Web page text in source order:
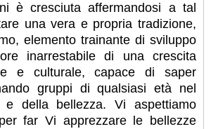
è cresciuta affermandosi a tal
una vera e propria tradizione,
elemento trainante di sviluppo
inarrestabile di una crescita
e culturale, capace di saper
gruppi di qualsiasi età nel
e della bellezza. Vi aspettiamo
far Vi apprezzare le bellezze